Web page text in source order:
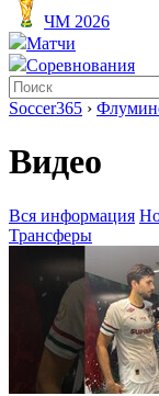
ЧМ 2026
Матчи
Соревнования
Soccer365 ›
Видео
Вся информация
Трансферы